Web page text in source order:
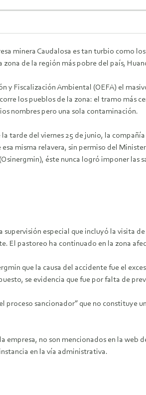
minera Caudalosa es tan turbio como
zona de la región más pobre del país,
y Fiscalización Ambiental (OEFA) el
los pueblos de la zona: el tramo más
nombres pero una sola contaminación.
tarde del viernes 25 de junio, la
misma relavera, sin permiso del
éste nunca logró imponer las
especial que incluyó la visita
El pastoreo ha continuado en la zona
que la causa del accidente fue el
se evidencia que fue por falta de
sancionador” que no constituye
empresa, no son mencionados en la
en la vía administrativa.